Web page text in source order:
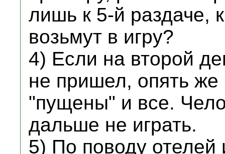
лишь к 5-й раздаче,
возьмут в игру?
4) Если на второй
не пришел, опять
"пущены" и все.
дальше не играть.
5) По поводу отелей